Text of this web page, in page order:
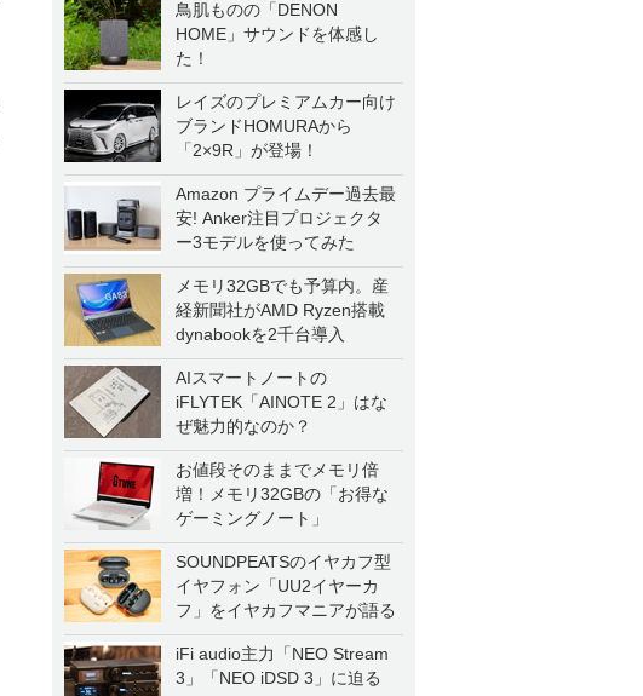
鳥肌ものの「DENON
HOME」サウンドを体感し
た！
レイズのプレミアムカー向け
ブランドHOMURAから
「2×9R」が登場！
Amazon プライムデー過去最
安! Anker注目プロジェクタ
ー3モデルを使ってみた
メモリ32GBでも予算内。産
経新聞社がAMD Ryzen搭載
dynabookを2千台導入
AIスマートノートの
iFLYTEK「AINOTE 2」はな
ぜ魅力的なのか？
お値段そのままでメモリ倍
増！メモリ32GBの「お得な
ゲーミングノート」
SOUNDPEATSのイヤカフ型
イヤフォン「UU2イヤーカ
フ」をイヤカフマニアが語る
iFi audio主力「NEO Stream
3」「NEO iDSD 3」に迫る